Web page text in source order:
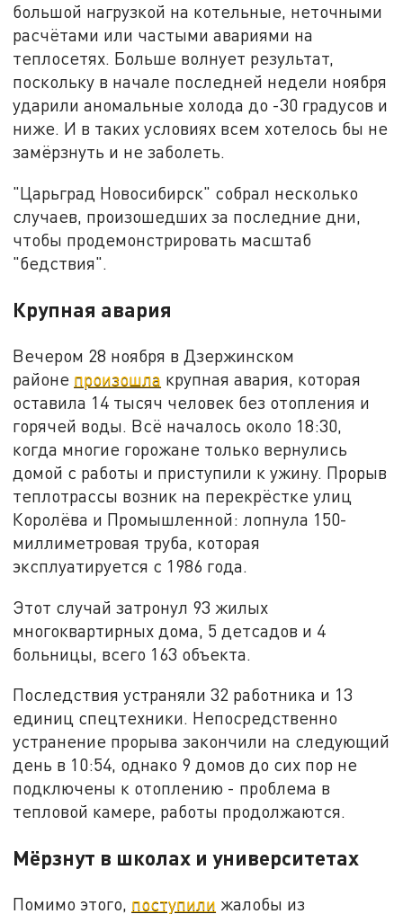
большой нагрузкой на котельные, неточными
расчётами или частыми авариями на
теплосетях. Больше волнует результат,
поскольку в начале последней недели ноября
ударили аномальные холода до -30 градусов и
ниже. И в таких условиях всем хотелось бы не
замёрзнуть и не заболеть.
"Царьград Новосибирск" собрал несколько
случаев, произошедших за последние дни,
чтобы продемонстрировать масштаб
"бедствия".
Крупная авария
Вечером 28 ноября в Дзержинском
районе произошла крупная авария, которая
оставила 14 тысяч человек без отопления и
горячей воды. Всё началось около 18:30,
когда многие горожане только вернулись
домой с работы и приступили к ужину. Прорыв
теплотрассы возник на перекрёстке улиц
Королёва и Промышленной: лопнула 150-
миллиметровая труба, которая
эксплуатируется с 1986 года.
Этот случай затронул 93 жилых
многоквартирных дома, 5 детсадов и 4
больницы, всего 163 объекта.
Последствия устраняли 32 работника и 13
единиц спецтехники. Непосредственно
устранение прорыва закончили на следующий
день в 10:54, однако 9 домов до сих пор не
подключены к отоплению - проблема в
тепловой камере, работы продолжаются.
Мёрзнут в школах и университетах
Помимо этого, поступили жалобы из